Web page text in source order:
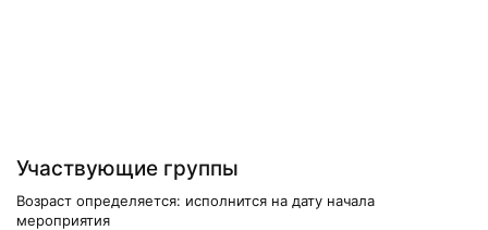
Участвующие группы
Возраст определяется: исполнится на дату начала
мероприятия